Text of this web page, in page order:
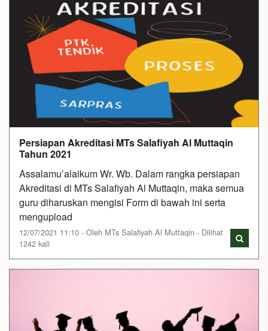
Persiapan Akreditasi MTs Salafiyah Al Muttaqin
Tahun 2021
Assalamu’alaikum Wr. Wb. Dalam rangka persiapan
Akreditasi di MTs Salafiyah Al Muttaqin, maka semua
guru diharuskan mengisi Form di bawah ini serta
mengupload
12/07/2021 11:10 - Oleh MTs Salafiyah Al Muttaqin - Dilihat
1242 kali